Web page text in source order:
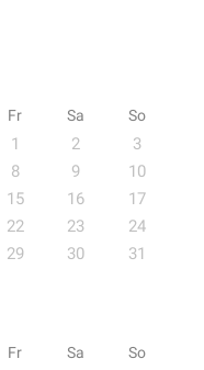
Fr Sa So
1 2
3
8 9
10
15 16
17
22 23
24
29 30 31
Fr Sa So